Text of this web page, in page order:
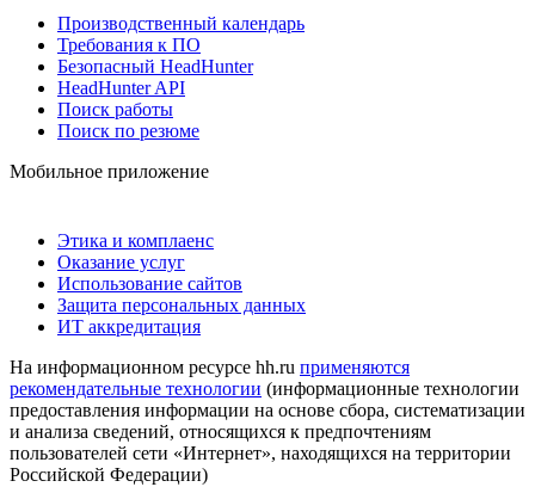
Производственный календарь
Требования к ПО
Безопасный HeadHunter
HeadHunter API
Поиск работы
Поиск по резюме
Мобильное приложение
Этика и комплаенс
Оказание услуг
Использование сайтов
Защита персональных данных
ИТ аккредитация
На информационном ресурсе hh.ru применяются
рекомендательные технологии (информационные технологии
предоставления информации на основе сбора, систематизации
и анализа сведений, относящихся к предпочтениям
пользователей сети «Интернет», находящихся на территории
Российской Федерации)